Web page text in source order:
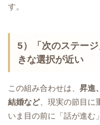
す。
5）「次のステー
きな選択が近い
この組み合わせは、 昇進
結婚など、現実の節目に
いま目の前に「話が進む